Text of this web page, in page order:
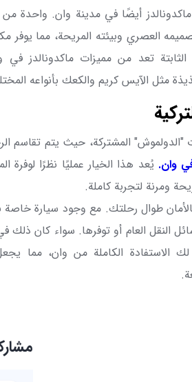
أيضًا في مدينة وان. واحدة من
العصري وبيئته المريحة، مما يوفر
تعد من مميزات ماكدونالدز في
مثل الآيس كريم والكعك بأنواعه
"الدولموش" المشتركة، حيث يتم تقاسم
وان. يُعد هذا الخيار عمليًا نظرًا لوفرة
ومرنة لتجربة كاملة.
طوال رحلتك. مع وجود سيارة
النقل العام أو توفرها. سواء كان ذلك
الكاملة من وان، مما